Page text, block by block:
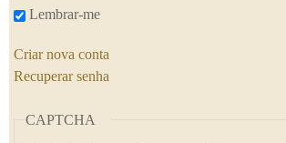
Lembrar-me
Criar nova conta
Recuperar senha
CAPTCHA